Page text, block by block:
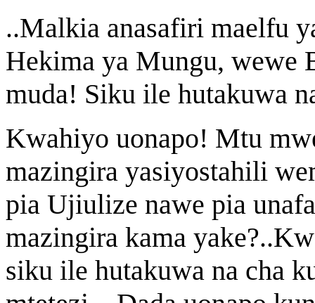
..Malkia anasafiri maelfu
Hekima ya Mungu, wewe
muda! Siku ile hutakuwa
Kwahiyo uonapo! Mtu
mazingira yasiyostahili
pia Ujiulize nawe pia
mazingira kama
siku ile hutakuwa na cha